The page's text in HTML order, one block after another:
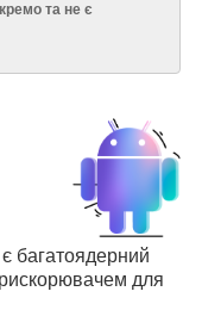
та не є
багатоядерний
для